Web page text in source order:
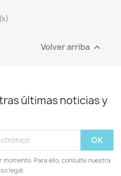
Volver arriba 
últimas noticias y
momento. Para ello, consulte nuestra
legal.